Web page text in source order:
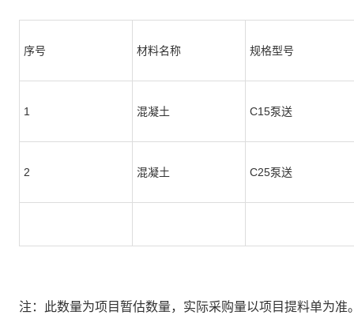
序号 材料名称 规格型号
1 混凝土 C15泵送
2 混凝土 C25泵送
注：此数量为项目暂估数量，实际采购量以项目提料单为准